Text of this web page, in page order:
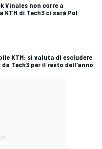
Vinales non corre a
KTM di Tech3 ci sarà Pol
KTM: si valuta di escludere
da Tech3 per il resto dell'anno